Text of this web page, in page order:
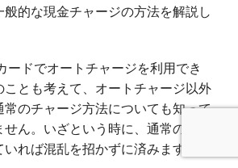
般的な現金チャージの方法を解説し
ードでオートチャージを利用でき
ことも考えて、オートチャージ以外
常のチャージ方法についても知って
ん。いざという時に、通常のチャ
れば混乱を招かずに済みます。